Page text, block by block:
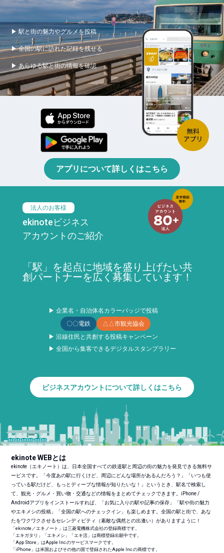
▶ 駅と街の魅力やグルメを投稿
▶ 全国の駅に訪れた記録を残せる
▶ あらゆる駅と街の情報を確認
アプリについて詳しくはこちら
法人のお客様
ekinoteビジネス
アカウントのご紹介
「駅」を起点に地域を盛り上げたい共
創パートナーを広く募集しています！
▶ 企業名・自治体名カラーバッジで投稿
〇〇電鉄
△△市観光協会
▶ 沿線住民と共創する投稿キャンペーン
▶ 全国から集客できるデジタルスタンプラリー
ビジネスアカウントについて詳しくはこちら
ekinote WEBとは
ekinote（エキノート）は、日本全国すべての鉄道駅と周辺の街の魅力を発見できる無料サ
ービスです。「今度あの駅に行くけど、周辺にどんな場所があるんだろう？」「いつも使
っている駅だけど、もっとディープな情報が知りたいな！」というとき、駅名で検索し
て、観光・グルメ・買い物・交通などの情報をまとめてチェックできます。iPhone /
Androidアプリをインストールすれば、「お気に入りの駅や記事の保存」「駅や街の魅力
やエキメシの投稿」「全国の駅へのチェックイン」も楽しめます。全国の駅と街で、あな
たをワクワクさせるセレンディピティ（素敵な偶然との出逢い）がありますように！
「ekinote／エキノート」は三菱電機株式会社の登録商標です。
「エキガタリ」「エキメシ」「エキ活」は商標登録出願中です。
「App Store」はApple Inc.のサービスマークです。
「iPhone」は米国およびその他の国で登録されたApple Inc.の商標です。